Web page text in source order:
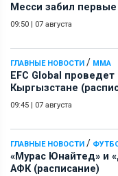
Месси забил
09:50 | 07 августа
ГЛАВНЫЕ НОВОСТИ / ММА
EFC Global
Кыргызстане
09:45 | 07 августа
ГЛАВНЫЕ НОВОСТИ /
«Мурас Юнайтед» и
АФК (расписание)